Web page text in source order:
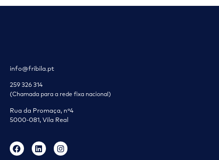
info@fribila.pt
259 326 314
(Chamada para a rede fixa nacional)
Rua da Promaça, nº4
5000-081, Vila Real